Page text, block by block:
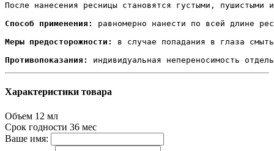
После нанесения ресницы становятся густыми,
Способ применения:
равномерно нанести по всей длине
Меры предосторожности:
в случае попадания в глаза
Противопоказания:
индивидуальная непереносимость
Характеристики товара
Объем 12 мл
Срок годности 36 мес
Ваше имя: